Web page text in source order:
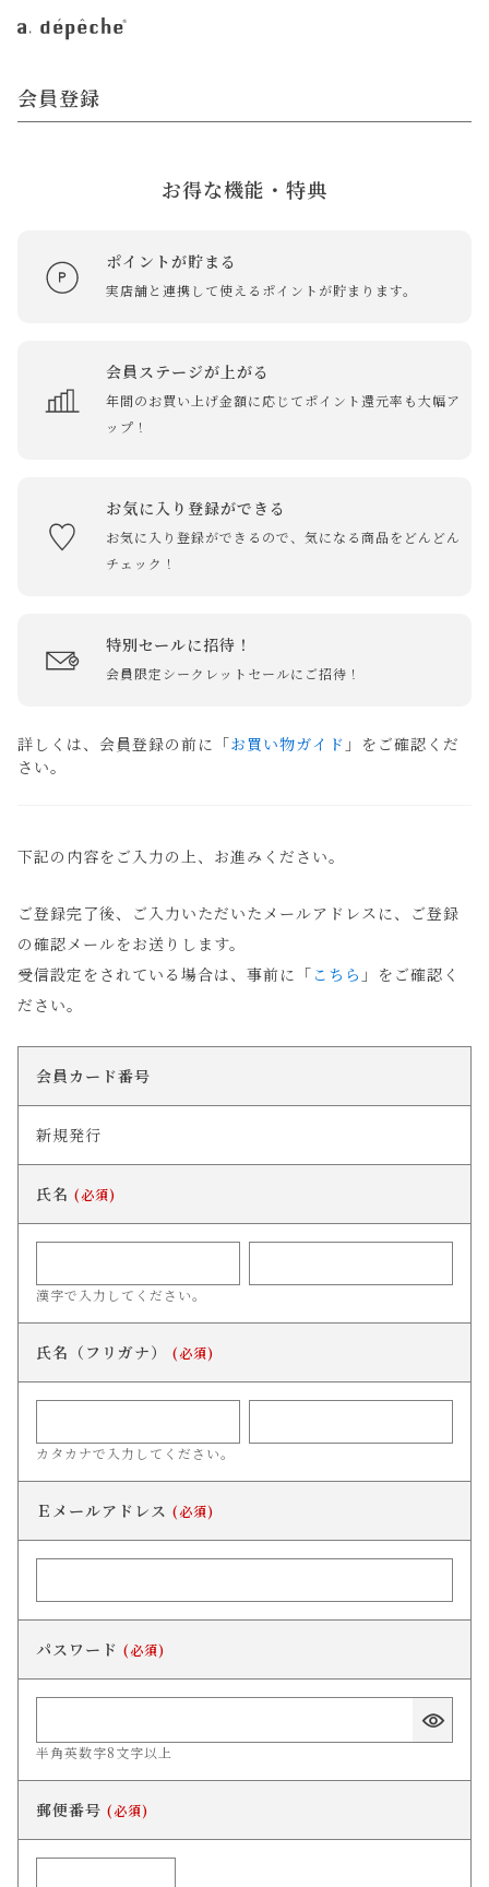
会員登録
お得な機能・特典
ポイントが貯まる
実店舗と連携して使えるポイントが貯まります。
会員ステージが上がる
年間のお買い上げ金額に応じてポイント還元率も大幅ア
ップ！
お気に入り登録ができる
お気に入り登録ができるので、気になる商品をどんどん
チェック！
特別セールに招待！
会員限定シークレットセールにご招待！
詳しくは、会員登録の前に「お買い物ガイド 」をご確認くだ
さい。
下記の内容をご入力の上、お進みください。
ご登録完了後、ご入力いただいたメールアドレスに、ご登録
の確認メールをお送りします。
受信設定をされている場合は、事前に「 こちら 」をご確認く
ださい。
会員カード番号
新規発行
氏名 (必須)
漢字で入力してください。
氏名（フリガナ） (必須)
カタカナで入力してください。
Ｅメールアドレス (必須)
パスワード (必須)
半角英数字8文字以上
郵便番号 (必須)